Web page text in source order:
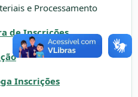
e Processamento
de Inscrições
Inscrições